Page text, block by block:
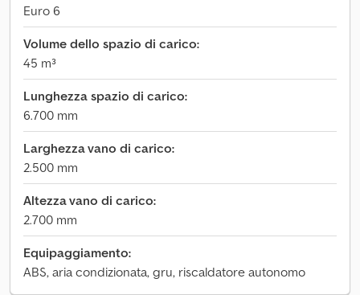
Euro 6
Volume dello spazio di carico:
45 m³
Lunghezza spazio di carico:
6.700 mm
Larghezza vano di carico:
2.500 mm
Altezza vano di carico:
2.700 mm
Equipaggiamento:
ABS, aria condizionata, gru, riscaldatore autonomo